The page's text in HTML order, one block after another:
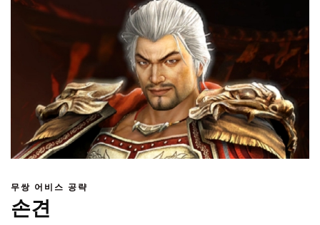
무쌍 어비스 공략
손견